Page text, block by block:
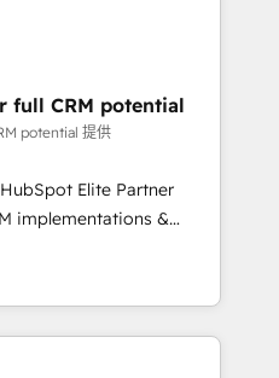
committed to helping
solutions that fit
We are thrilled to have
leading the
Their years
the HubSpot
capable of delivering
our most sophisticated
full CRM potential
potential 提供
Elite Partner
implementations &
and AI-ready Website
between marketing, sales,